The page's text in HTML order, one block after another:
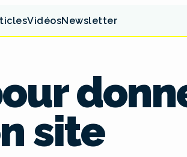
VidéosNewsletter
site